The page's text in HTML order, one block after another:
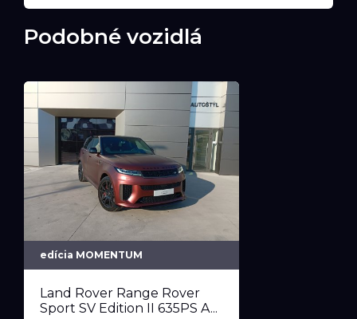
Podobné vozidlá
edícia MOMENTUM
Land Rover Range Rover
Sport SV Edition II 635PS A...